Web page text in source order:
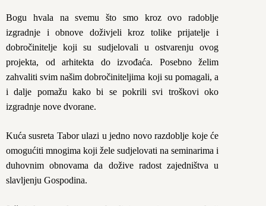
Bogu hvala na svemu što smo kroz ovo radoblje
izgradnje i obnove doživjeli kroz tolike prijatelje i
dobročinitelje koji su sudjelovali u ostvarenju ovog
projekta, od arhitekta do izvođaća. Posebno želim
zahvaliti svim našim dobročiniteljima koji su pomagali, a
i dalje pomažu kako bi se pokrili svi troškovi oko
izgradnje nove dvorane.
Kuća susreta Tabor ulazi u jedno novo razdoblje koje će
omogućiti mnogima koji žele sudjelovati na seminarima i
duhovnim obnovama da dožive radost zajedništva u
slavljenju Gospodina.